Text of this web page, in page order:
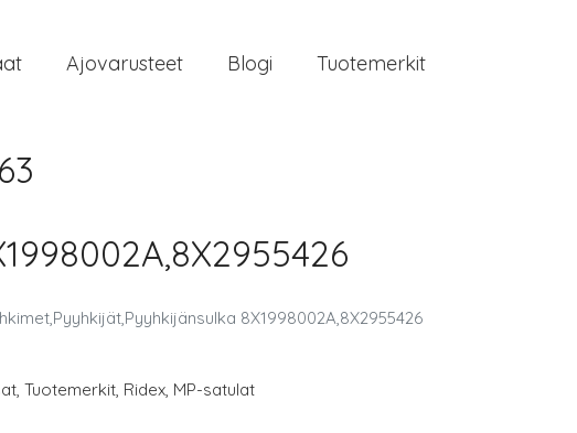
Ajovarusteet Blogi Tuotemerkit
8X1998002A,8X2955426
, Tuotemerkit, Ridex, MP-satulat